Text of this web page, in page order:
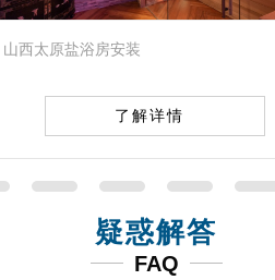
山西太原家庭游泳池设计
了解详情
疑惑解答
FAQ